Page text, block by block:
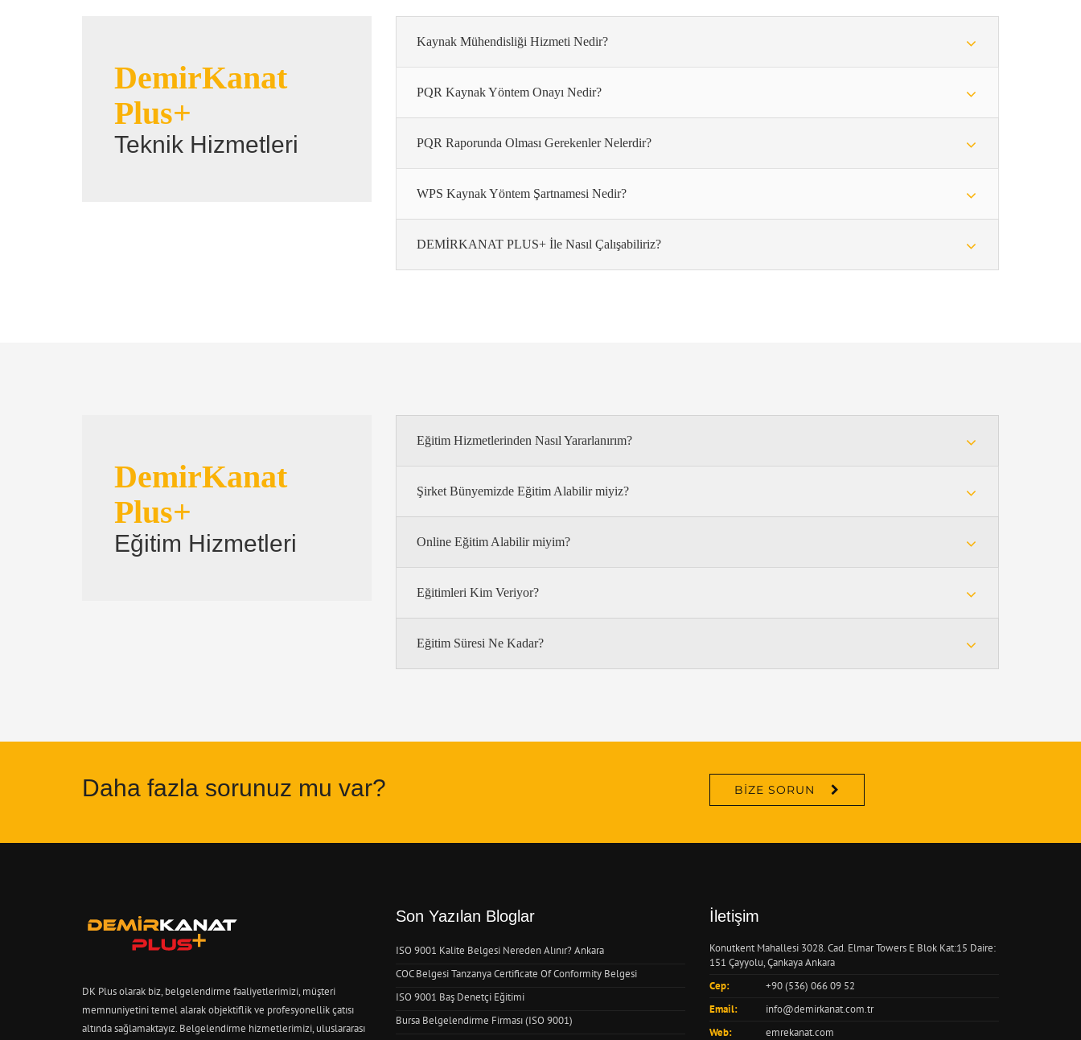
DemirKanat
Plus+
Teknik Hizmetleri
Kaynak Mühendisliği Hizmeti Nedir?
PQR Kaynak Yöntem Onayı Nedir?
PQR Raporunda Olması Gerekenler Nelerdir?
WPS Kaynak Yöntem Şartnamesi Nedir?
DEMİRKANAT PLUS+ İle Nasıl Çalışabiliriz?
DemirKanat
Plus+
Eğitim Hizmetleri
Eğitim Hizmetlerinden Nasıl Yararlanırım?
Şirket Bünyemizde Eğitim Alabilir miyiz?
Online Eğitim Alabilir miyim?
Eğitimleri Kim Veriyor?
Eğitim Süresi Ne Kadar?
Daha fazla sorunuz mu var? BIZE SORUN
DK Plus olarak biz, belgelendirme faaliyetlerimizi, müşteri
memnuniyetini temel alarak objektiflik ve profesyonellik çatısı
altında sağlamaktayız. Belgelendirme hizmetlerimizi, uluslararası
Son Yazılan Bloglar
ISO 9001 Kalite Belgesi Nereden Alınır? Ankara
COC Belgesi Tanzanya Certificate Of Conformity Belgesi
ISO 9001 Baş Denetçi Eğitimi
Bursa Belgelendirme Firması (ISO 9001)
İletişim
Konutkent Mahallesi 3028. Cad. Elmar Towers E Blok Kat:15 Daire:
151 Çayyolu, Çankaya Ankara
Cep:
+90 (536) 066 09 52
Email:
info@demirkanat.com.tr
Web:
emrekanat.com